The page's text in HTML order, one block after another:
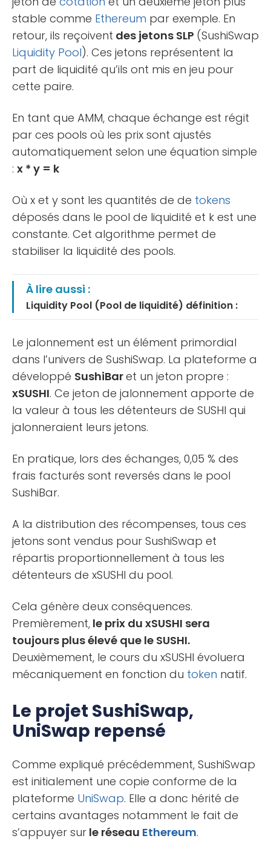
stable comme Ethereum par exemple. En
retour, ils reçoivent des jetons SLP (SushiSwap
Liquidity Pool). Ces jetons représentent la
part de liquidité qu’ils ont mis en jeu pour
cette paire.
En tant que AMM, chaque échange est régit
par ces pools où les prix sont ajustés
automatiquement selon une équation simple
: x * y = k
Où x et y sont les quantités de de tokens
déposés dans le pool de liquidité et k est une
constante. Cet algorithme permet de
stabiliser la liquidité des pools.
À lire aussi :
Liquidity Pool (Pool de liquidité) définition :
Le jalonnement est un élément primordial
dans l’univers de SushiSwap. La plateforme a
développé SushiBaret un jeton propre :
xSUSHI. Ce jeton de jalonnement apporte de
la valeur à tous les détenteurs de SUSHI qui
jalonneraient leurs jetons.
En pratique, lors des échanges, 0,05 % des
frais facturés sont reversés dans le pool
SushiBar.
A la distribution des récompenses, tous ces
jetons sont vendus pour SushiSwap et
répartis proportionnellement à tous les
détenteurs de xSUSHI du pool.
Cela génère deux conséquences.
Premièrement, le prix du xSUSHI sera
toujours plus élevé que le SUSHI.
Deuxièmement, le cours du xSUSHI évoluera
mécaniquement en fonction du token natif.
Le projet SushiSwap,
UniSwap repensé
Comme expliqué précédemment, SushiSwap
est initialement une copie conforme de la
plateforme UniSwap. Elle a donc hérité de
certains avantages notamment le fait de
s’appuyer sur le réseau Ethereum.